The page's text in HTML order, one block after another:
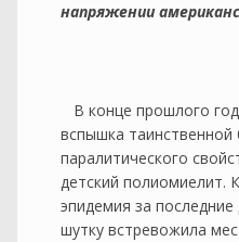
напряжении
В конце прошлого
вспышка таинственной
паралитического
детский полиомиелит.
эпидемия за
шутку встревожила